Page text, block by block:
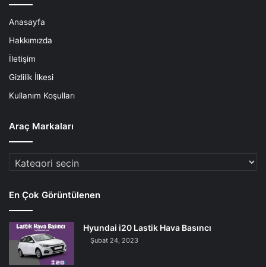
Anasayfa
Hakkımızda
İletişim
Gizlilik İlkesi
Kullanım Koşulları
Araç Markaları
Araç
En Çok Görüntülenen
Hyundai i20 Lastik Hava Basıncı
Şubat 24, 2023